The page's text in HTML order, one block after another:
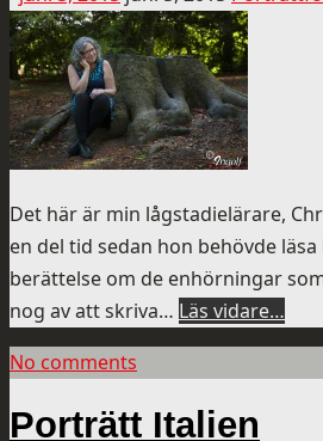
Det här är min lågstadielärare,
en del tid sedan hon behövde
berättelse om de enhörningar
nog av att skriva… Läs vidare…
No comments
Porträtt Italien